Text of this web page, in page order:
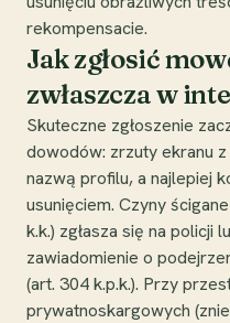
rekompensacie.
Jak zgłosić
zwłaszcza w
Skuteczne zgłoszenie
dowodów: zrzuty ekranu
nazwą profilu, a najlepiej
usunięciem. Czyny
k.k.) zgłasza się na policji
zawiadomienie o
(art. 304 k.p.k.). Przy
prywatnoskargowych